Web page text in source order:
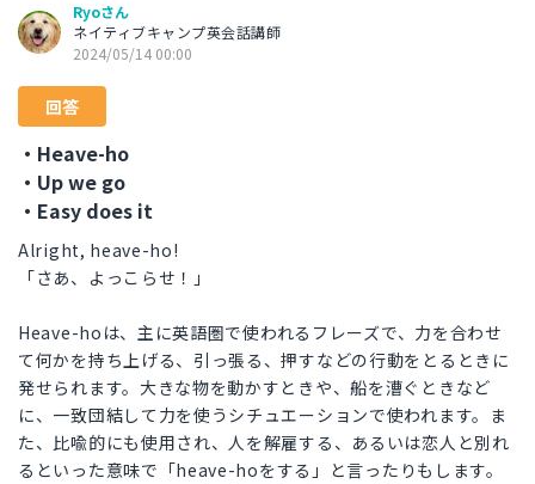
Ryoさん
ネイティブキャンプ英会話講師
2024/05/14 00:00
回答
・Heave-ho
・Up we go
・Easy does it
Alright, heave-ho!
「さあ、よっこらせ！」
Heave-hoは、主に英語圏で使われるフレーズで、力を合わせ
て何かを持ち上げる、引っ張る、押すなどの行動をとるときに
発せられます。大きな物を動かすときや、船を漕ぐときなど
に、一致団結して力を使うシチュエーションで使われます。ま
た、比喩的にも使用され、人を解雇する、あるいは恋人と別れ
るといった意味で「heave-hoをする」と言ったりもします。